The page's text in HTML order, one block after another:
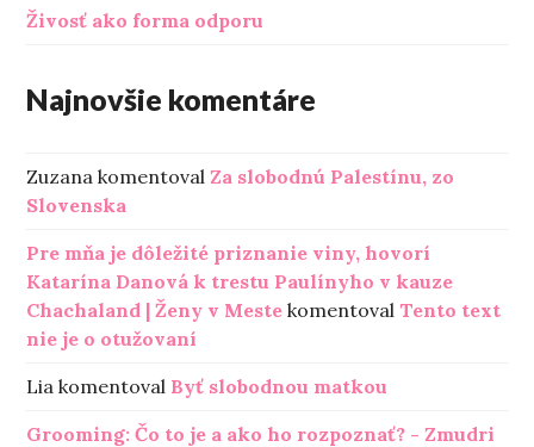
Živosť ako forma odporu
Najnovšie komentáre
Zuzana komentoval Za slobodnú Palestínu, zo
Slovenska
Pre mňa je dôležité priznanie viny, hovorí
Katarína Danová k trestu Paulínyho v kauze
Chachaland | Ženy v Meste komentoval Tento text
nie je o otužovaní
Lia komentoval Byť slobodnou matkou
Grooming: Čo to je a ako ho rozpoznať? - Zmudri